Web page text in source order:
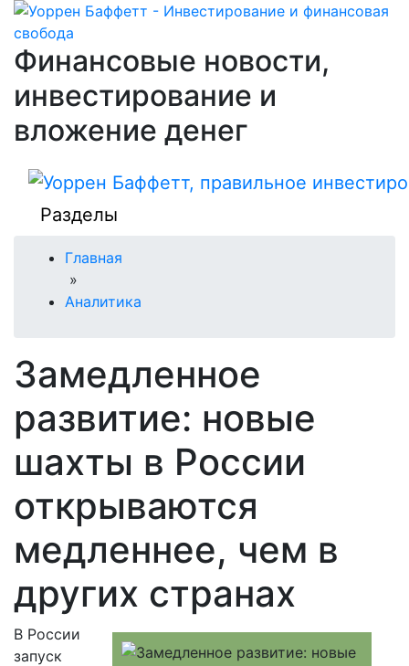
Финансовые новости,
инвестирование и
вложение денег
Разделы
Главная
»
Аналитика
Замедленное
развитие: новые
шахты в России
открываются
медленнее, чем в
других странах
В России
запуск